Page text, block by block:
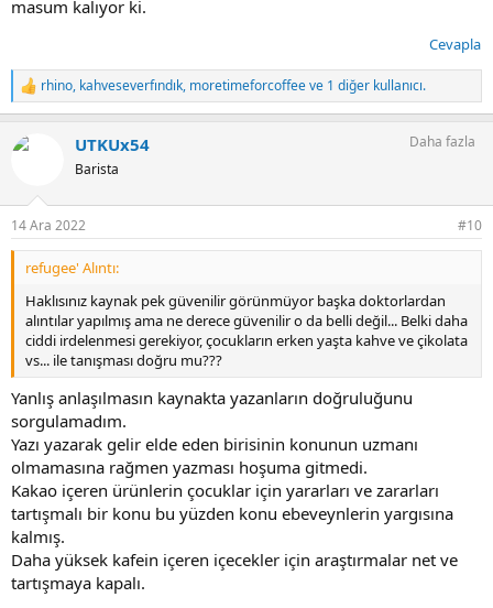
masum kalıyor ki.
Cevapla
T
e
k
:
rhino, kahveseverfındık, moretimeforcoffeeve 1 diğer kullanıcı.
UTKUx54
Barista
Daha fazla
14 Ara 2022 #10
refugee' Alıntı:
Haklısınız kaynak pek güvenilir görünmüyor başka doktorlardan
alıntılar yapılmış ama ne derece güvenilir o da belli değil... Belki daha
ciddi irdelenmesi gerekiyor, çocukların erken yaşta kahve ve çikolata
vs... ile tanışması doğru mu???
Yanlış anlaşılmasın kaynakta yazanların doğruluğunu
sorgulamadım.
Yazı yazarak gelir elde eden birisinin konunun uzmanı
olmamasına rağmen yazması hoşuma gitmedi.
Kakao içeren ürünlerin çocuklar için yararları ve zararları
tartışmalı bir konu bu yüzden konu ebeveynlerin yargısına
kalmış.
Daha yüksek kafein içeren içecekler için araştırmalar net ve
tartışmaya kapalı.